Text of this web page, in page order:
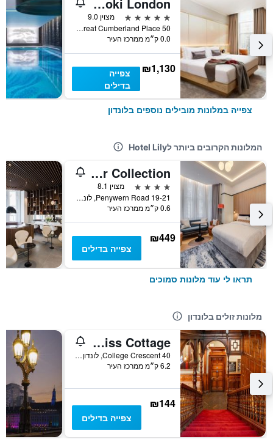
5 כוכבים
מצוין 9.0
50 Great Cumberland Place, לונדון, בריטניה
0.0 ק״מ ממרכז העיר
₪1,130
צפייה
בדילים
צפייה במלונות מובילים נוספים בלונדון
המלונות הקרובים ביותר לHotel Lily
Mornington London Kensington, BW Premier Collection
4 כוכבים
מצוין 8.1
19-21 Penywern Road, לונדון, בריטניה
0.6 ק״מ ממרכז העיר
₪449
צפייה בדילים
תראו לי עוד מלונות סמוכים
מלונות זולים בלונדון
Palmers Lodge Swiss Cottage
40 College Crescent, לונדון, בריטניה
6.2 ק״מ ממרכז העיר
₪144
צפייה בדילים